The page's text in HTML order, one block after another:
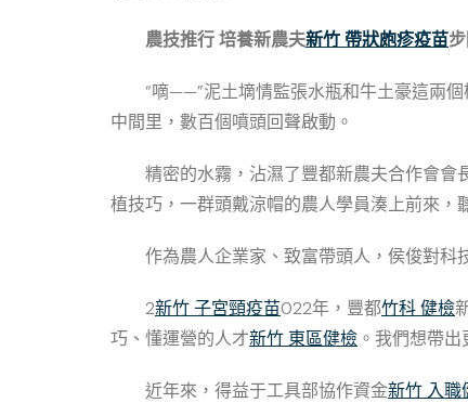
農技推行培養新農夫新竹 帶狀皰疹疫苗
“嘀——”泥土墑情監張水瓶和牛土豪這兩
中間里，數百個噴頭回聲啟動。
精密的水霧，沾濕了豐都新農夫合作會會
植技巧，一群頭戴涼帽的農人學員湊上前來，
作為農人企業家、致富帶頭人，侯俊對科
2新竹 子宮頸疫苗022年，豐都竹科 健檢
巧、懂運營的人才新竹 東區健檢 。我們想帶
近年來，得益于工具部協作資金新竹 入職